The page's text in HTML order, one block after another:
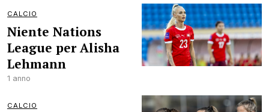
CALCIO
Niente Nations
League per Alisha
Lehmann
1 anno
CALCIO